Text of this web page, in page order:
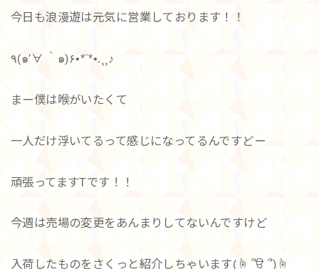
今日も浪漫遊は元気に営業しております！！
٩(๑′∀ ‵๑)۶•*¨*•.¸¸♪
まー僕は喉がいたくて
一人だけ浮いてるって感じになってるんですどー
頑張ってますTです！！
今週は売場の変更をあんまりしてないんですけど
入荷したものをさくっと紹介しちゃいます(☝ ՞ਊ ՞)☝